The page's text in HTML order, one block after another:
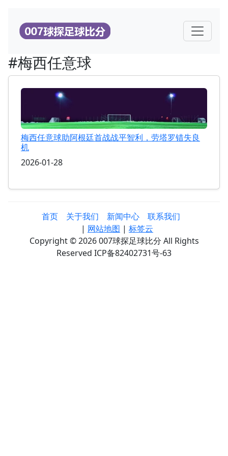
#梅西任意球
梅西任意球助阿根廷首战战平智利，劳塔罗错失良
机
2026-01-28
首页 关于我们 新闻中心
联系我们
| 网站地图 | 标签云
Copyright © 2026 007球探足球比分 All Rights
Reserved ICP备82402731号-63